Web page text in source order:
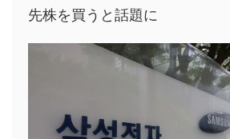
先株を買うと話題に